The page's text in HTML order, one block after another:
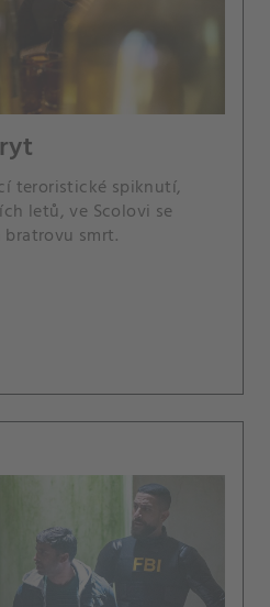
teroristické spiknutí,
letů, ve Scolovi se
smrt.